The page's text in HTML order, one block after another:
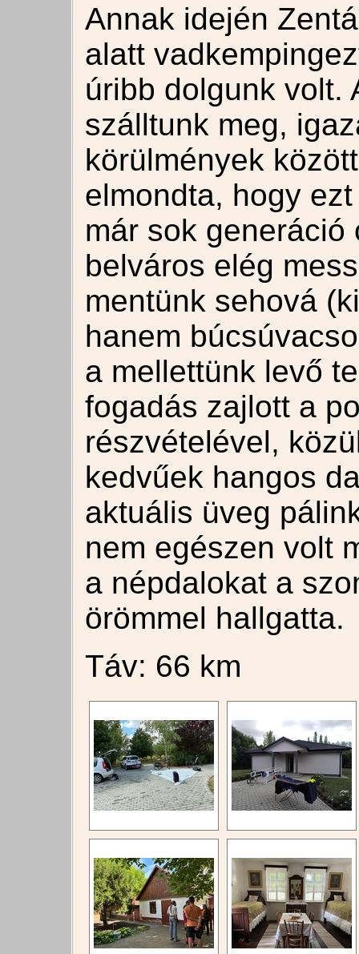
Annak idején
alatt
úribb dolgunk volt.
szálltunk meg,
körülmények
elmondta, hogy
már sok
belváros elég
mentünk sehová
hanem
a mellettünk levő
fogadás zajlott a
részvételével,
kedvűek hangos
aktuális üveg
nem egészen volt
a népdalokat a
örömmel hallgatta.
Táv: 66 km